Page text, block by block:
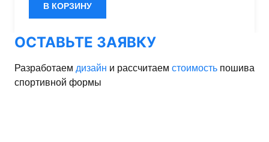
В КОРЗИНУ
ОСТАВЬТЕ ЗАЯВКУ
Разработаем дизайн и рассчитаем стоимость пошива
спортивной формы